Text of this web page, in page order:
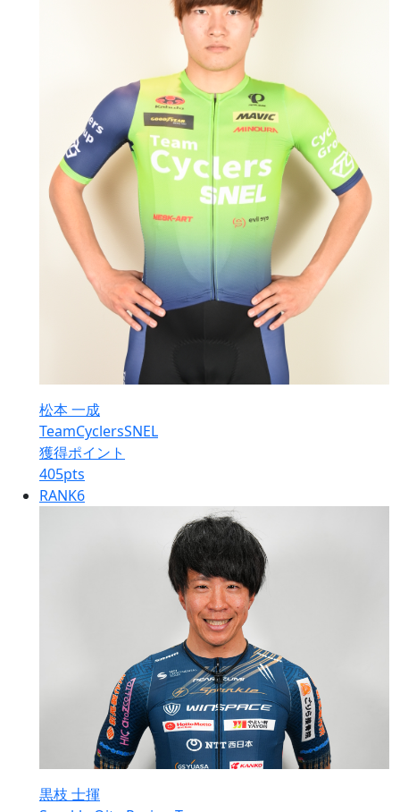
松本 一成
TeamCyclersSNEL
獲得ポイント
405pts
RANK6
黒枝 士揮